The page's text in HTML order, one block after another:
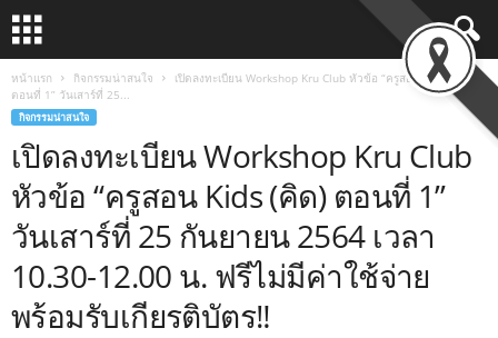
หน้าแรก กิจกรรมน่าสนใจ
เปิดลงทะเบียน Workshop Kru Club หัวข้อ “ครูสอน Kids (คิด)
ตอนที่ 1” วันเสาร์ที่ 25...
กิจกรรมน่าสนใจ
เปิดลงทะเบียน Workshop Kru Club
หัวข้อ “ครูสอน Kids (คิด) ตอนที่ 1”
วันเสาร์ที่ 25 กันยายน 2564 เวลา
10.30-12.00 น. ฟรีไม่มีค่าใช้จ่าย
พร้อมรับเกียรติบัตร‼️